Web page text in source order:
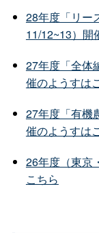
28年度「リー
11/12~13）開
27年度「全体
催のようすは
27年度「有機
催のようすは
26年度（東京
こちら